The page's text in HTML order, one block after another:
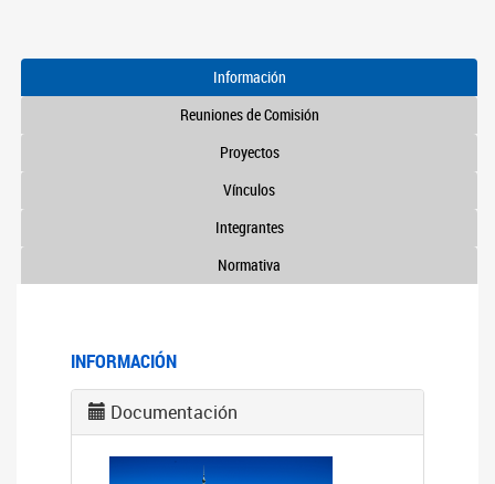
Información
Reuniones de Comisión
Proyectos
Vínculos
Integrantes
Normativa
INFORMACIÓN
Documentación